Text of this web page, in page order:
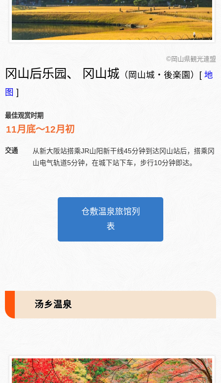
©岡山県観光連盟
冈山后乐园、 冈山城 （岡山城・後楽園）[ 地
图 ]
最佳观赏时期
11月底～12月初
交通
从新大阪站搭乘JR山阳新干线45分钟到达冈山站后，搭乘冈
山电气轨道5分钟，在城下站下车，步行10分钟即达。
仓敷温泉旅馆列
表
汤乡温泉